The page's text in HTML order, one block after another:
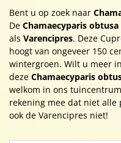
Bent u op zoek naar
De Chamaecyparis
als Varencipres. Deze
hoogt van ongeveer 150
wintergroen. Wilt u meer
deze Chamaecyparis
welkom in ons
rekening mee dat niet
ook de Varencipres niet!